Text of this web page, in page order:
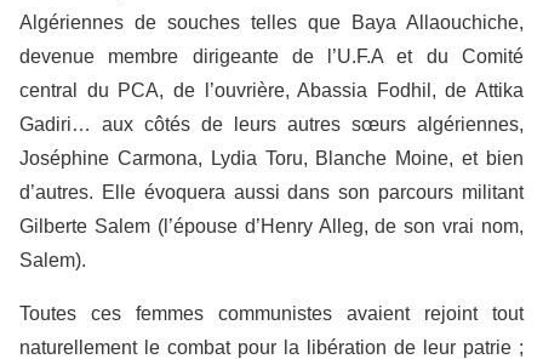
Algériennes de souches telles que Baya Allaouchiche,
devenue membre dirigeante de l’U.F.A et du Comité
central du PCA, de l’ouvrière, Abassia Fodhil, de Attika
Gadiri… aux côtés de leurs autres sœurs algériennes,
Joséphine Carmona, Lydia Toru, Blanche Moine, et bien
d’autres. Elle évoquera aussi dans son parcours militant
Gilberte Salem (l’épouse d’Henry Alleg, de son vrai nom,
Salem).
Toutes ces femmes communistes avaient rejoint tout
naturellement le combat pour la libération de leur patrie ;